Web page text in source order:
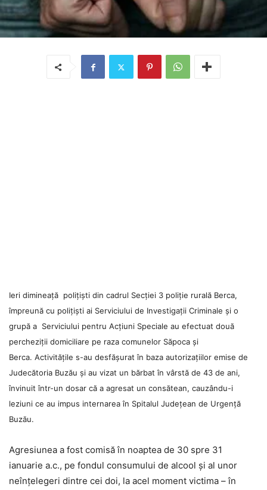
Ieri dimineață poliţişti din cadrul Secţiei 3 poliţie rurală Berca,
împreună cu poliţişti ai Serviciului de Investigaţii Criminale şi o
grupă a Serviciului pentru Acţiuni Speciale au efectuat două
percheziţii domiciliare pe raza comunelor Săpoca şi
Berca. Activităţile s-au desfăşurat în baza autorizaţiilor emise de
Judecătoria Buzău şi au vizat un bărbat în vârstă de 43 de ani,
învinuit într-un dosar că a agresat un consătean, cauzându-i
leziuni ce au impus internarea în Spitalul Judeţean de Urgenţă
Buzău.
Agresiunea a fost comisă în noaptea de 30 spre 31
ianuarie a.c., pe fondul consumului de alcool şi al unor
neînţelegeri dintre cei doi, la acel moment victima – în